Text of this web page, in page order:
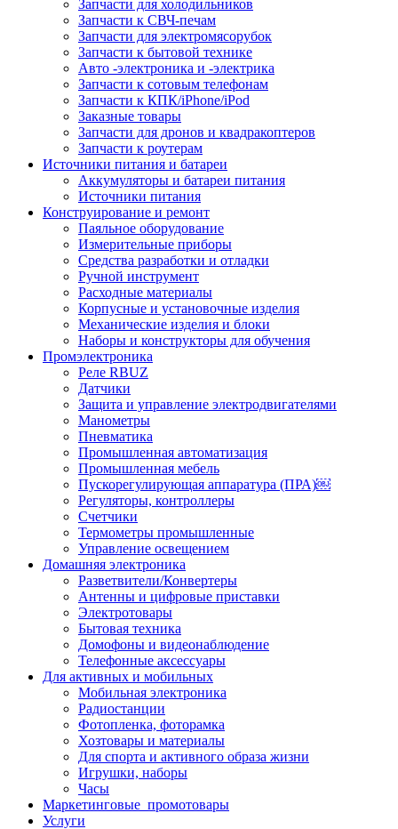
Запчасти для холодильников
Запчасти к СВЧ-печам
Запчасти для электромясорубок
Запчасти к бытовой технике
Авто -электроника и -электрика
Запчасти к сотовым телефонам
Запчасти к КПК/iPhone/iPod
Заказные товары
Запчасти для дронов и квадракоптеров
Запчасти к роутерам
Источники питания и батареи
Аккумуляторы и батареи питания
Источники питания
Конструирование и ремонт
Паяльное оборудование
Измерительные приборы
Средства разработки и отладки
Ручной инструмент
Расходные материалы
Корпусные и установочные изделия
Механические изделия и блоки
Наборы и конструкторы для обучения
Промэлектроника
Реле RBUZ
Датчики
Защита и управление электродвигателями
Манометры
Пневматика
Промышленная автоматизация
Промышленная мебель
Пускорегулирующая аппаратура (ПРА)￼
Регуляторы, контроллеры
Счетчики
Термометры промышленные
Управление освещением
Домашняя электроника
Разветвители/Конвертеры
Антенны и цифровые приставки
Электротовары
Бытовая техника
Домофоны и видеонаблюдение
Телефонные аксессуары
Для активных и мобильных
Мобильная электроника
Радиостанции
Фотопленка, фоторамка
Хозтовары и материалы
Для спорта и активного образа жизни
Игрушки, наборы
Часы
Маркетинговые_промотовары
Услуги